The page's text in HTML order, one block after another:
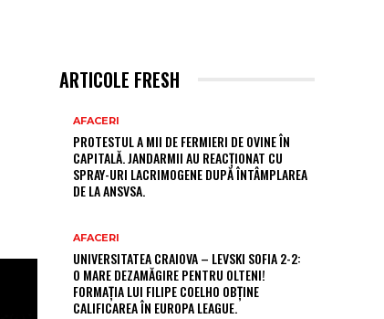
ARTICOLE FRESH
AFACERI
PROTESTUL A MII DE FERMIERI DE OVINE ÎN
CAPITALĂ. JANDARMII AU REACȚIONAT CU
SPRAY-URI LACRIMOGENE DUPĂ ÎNTÂMPLAREA
DE LA ANSVSA.
AFACERI
UNIVERSITATEA CRAIOVA – LEVSKI SOFIA 2-2:
O MARE DEZAMĂGIRE PENTRU OLTENI!
FORMAȚIA LUI FILIPE COELHO OBȚINE
CALIFICAREA ÎN EUROPA LEAGUE.